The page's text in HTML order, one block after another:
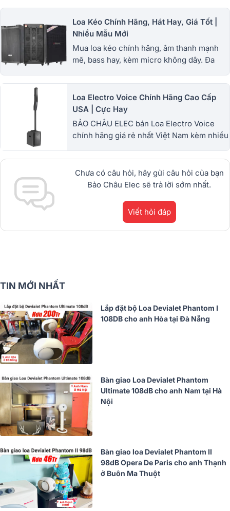
Loa Kéo Chính Hãng, Hát Hay, Giá Tốt |
Nhiều Mẫu Mới
Mua loa kéo chính hãng, âm thanh mạnh
mẽ, bass hay, kèm micro không dây. Đa
bảo hành uy tín. 1900.0255
Loa Electro Voice Chính Hãng Cao Cấp
USA | Cực Hay
BẢO CHÂU ELEC bán Loa Electro Voice
chính hãng giá rẻ nhất Việt Nam kèm nhiều
trả góp 0%. Xem ngay
Chưa có câu hỏi, hãy gửi câu hỏi của bạn
Bảo Châu Elec sẽ trả lời sớm nhất.
Viết hỏi đáp
TIN MỚI NHẤT
Lắp đặt bộ Loa Devialet Phantom I
108DB cho anh Hòa tại Đà Nẵng
Bàn giao Loa Devialet Phantom
Ultimate 108dB cho anh Nam tại Hà
Nội
Bàn giao loa Devialet Phantom II
98dB Opera De Paris cho anh Thạnh
ở Buôn Ma Thuột